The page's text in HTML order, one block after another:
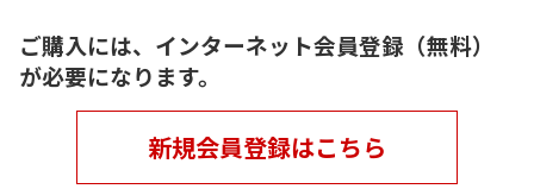
ご購入には、インターネット会員登録（無料）
が必要になります。
新規会員登録はこちら